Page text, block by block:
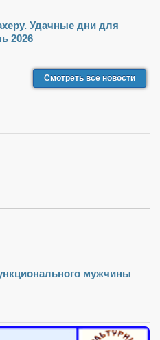
Удачные дни для
2026
Смотреть все новости
мужчины